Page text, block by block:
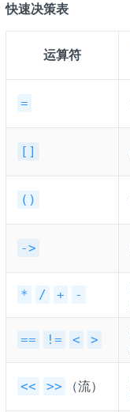
快速决策表
运算符
=
[]
()
->
* / + -
== != < >
<< >> （流）